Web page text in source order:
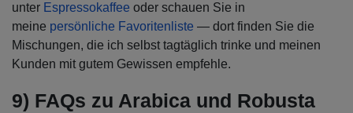
unter Espressokaffee oder schauen Sie in
meine persönliche Favoritenliste — dort finden Sie die
Mischungen, die ich selbst tagtäglich trinke und meinen
Kunden mit gutem Gewissen empfehle.
9) FAQs zu Arabica und Robusta